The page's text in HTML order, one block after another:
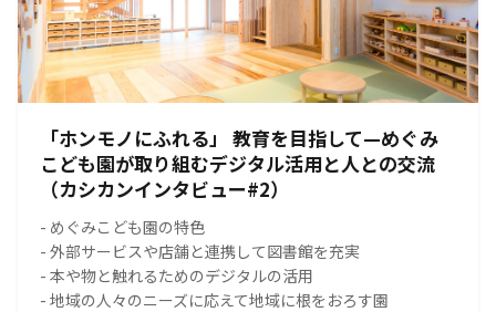
「ホンモノにふれる」 教育を目指して—めぐみ
こども園が取り組むデジタル活用と人との交流
（カシカンインタビュー#2）
- めぐみこども園の特色
- 外部サービスや店舗と連携して図書館を充実
- 本や物と触れるためのデジタルの活用
- 地域の人々のニーズに応えて地域に根をおろす園